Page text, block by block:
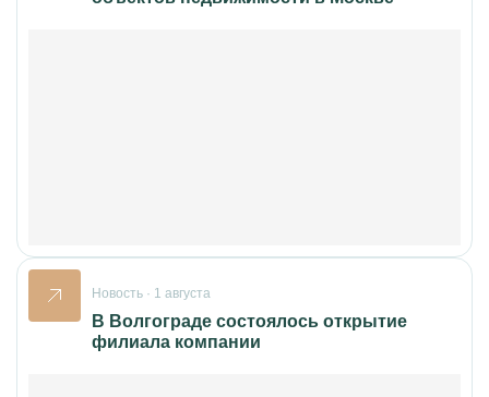
Новость · 1 августа
В Волгограде состоялось открытие
филиала компании